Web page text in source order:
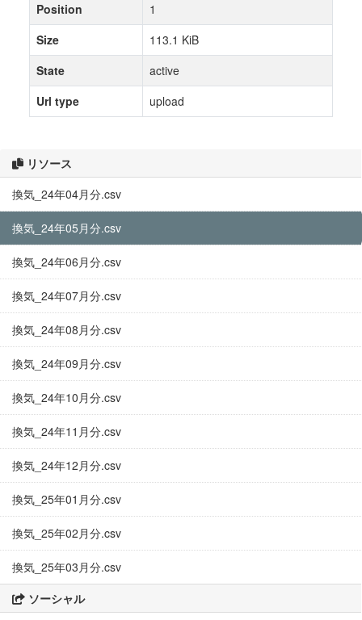
リソース
換気_24年04月分.csv
換気_24年05月分.csv
換気_24年06月分.csv
換気_24年07月分.csv
換気_24年08月分.csv
換気_24年09月分.csv
換気_24年10月分.csv
換気_24年11月分.csv
換気_24年12月分.csv
換気_25年01月分.csv
換気_25年02月分.csv
換気_25年03月分.csv
ソーシャル
Position
1
Size
113.1 KiB
State
active
Url type
upload